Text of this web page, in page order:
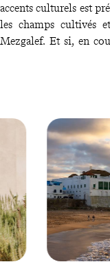
accents culturels est
les champs cultivés
Mezgalef. Et si, en
programme ou faites